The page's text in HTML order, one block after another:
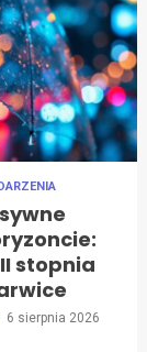
stopnia
6 sierpnia 2026